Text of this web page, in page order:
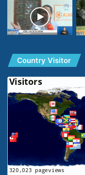
Country Visitor